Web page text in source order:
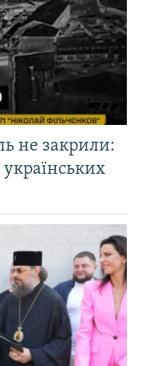
не закрили: